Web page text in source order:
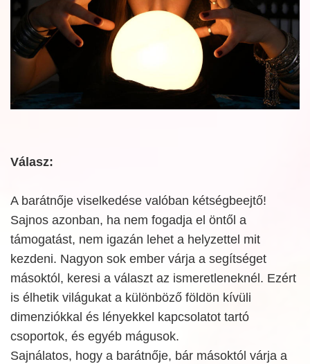
Válasz:
A barátnője viselkedése valóban kétségbeejtő!
Sajnos azonban, ha nem fogadja el öntől a
támogatást, nem igazán lehet a helyzettel mit
kezdeni. Nagyon sok ember várja a segítséget
másoktól, keresi a választ az ismeretleneknél. Ezért
is élhetik világukat a különböző földön kívüli
dimenziókkal és lényekkel kapcsolatot tartó
csoportok, és egyéb mágusok.
Sajnálatos, hogy a barátnője, bár másoktól várja a